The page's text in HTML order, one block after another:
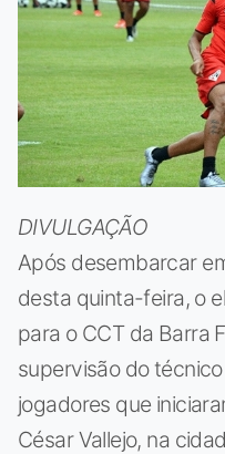
DIVULGAÇÃO
Após desembarcar
desta quinta-feira, o
para o CCT da Barra
supervisão do
jogadores que
César Vallejo, na